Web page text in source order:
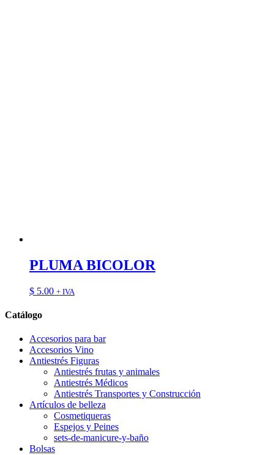
PLUMA BICOLOR
$ 5.00 + IVA
Catálogo
Accesorios para bar
Accesorios Vino
Antiestrés Figuras
Antiestrés frutas y animales
Antiestrés Médicos
Antiestrés Transportes y Construcción
Artículos de belleza
Cosmetiqueras
Espejos y Peines
sets-de-manicure-y-baño
Bolsas